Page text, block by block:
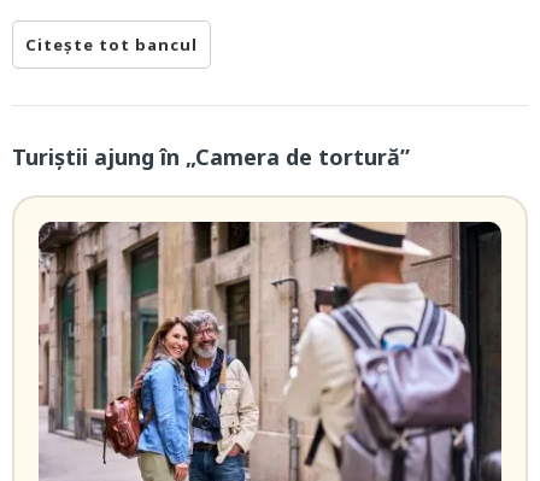
Citește tot bancul
Turiștii ajung în „Camera de tortură”